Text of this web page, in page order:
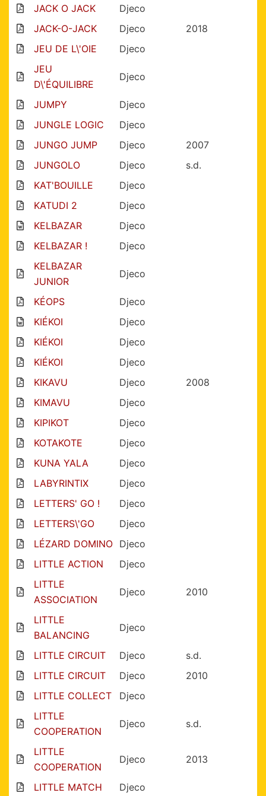
JACK O JACK
Djeco
JACK-O-JACK
Djeco
2018
JEU DE L\'OIE
Djeco
JEU
D\'ÉQUILIBRE
Djeco
JUMPY
Djeco
JUNGLE LOGIC
Djeco
JUNGO JUMP
Djeco
2007
JUNGOLO
Djeco
s.d.
KAT'BOUILLE
Djeco
KATUDI 2
Djeco
KELBAZAR
Djeco
KELBAZAR !
Djeco
KELBAZAR
JUNIOR
Djeco
KÉOPS
Djeco
KIÉKOI
Djeco
KIÉKOI
Djeco
KIÉKOI
Djeco
KIKAVU
Djeco
2008
KIMAVU
Djeco
KIPIKOT
Djeco
KOTAKOTE
Djeco
KUNA YALA
Djeco
LABYRINTIX
Djeco
LETTERS' GO !
Djeco
LETTERS\'GO
Djeco
LÉZARD DOMINO Djeco
LITTLE ACTION
Djeco
LITTLE
ASSOCIATION
Djeco 2010
LITTLE
BALANCING
Djeco
LITTLE CIRCUIT Djeco
s.d.
LITTLE CIRCUIT
Djeco
2010
LITTLE COLLECT
Djeco
LITTLE
COOPERATION
Djeco s.d.
LITTLE
COOPERATION
Djeco 2013
LITTLE MATCH Djeco